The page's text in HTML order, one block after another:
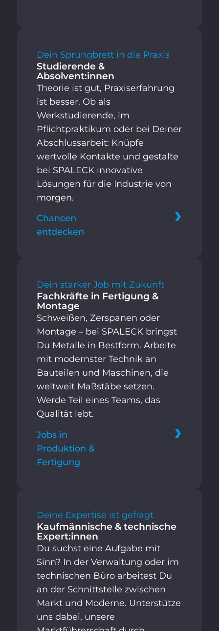
Dein Sprungbrett in die Praxis
Studierende &
Absolvent:innen
Theorie ist gut, Praxiserfahrung
ist besser. Ob als
Werkstudierende, im
Pflichtpraktikum oder bei Deiner
Abschlussarbeit: Knüpfe
wertvolle Kontakte und gestalte
bei SPALECK innovative
Lösungen für die Industrie von
morgen.
Chancen
entdecken
Dein starker Job mit Zukunft
Fachkräfte in Fertigung &
Montage
Schweißen, Zerspanen oder
Montage – bei SPALECK bringst
Du Metalle in Bestform. Arbeite
mit modernster Technik an
Bauteilen und Maschinen, die
weltweit Maßstäbe setzen.
Werde Teil eines Teams, das
Qualität lebt.
Jobs in
Produktion &
Fertigung
Deine Expertise ist gefragt
Kaufmännische & technische
Expert:innen
Du suchst eine Aufgabe mit
Sinn? In der Verwaltung oder im
technischen Büro arbeitest Du
an der Schnittstelle zwischen
Markt und Moderne. Unterstütze
uns dabei, unsere